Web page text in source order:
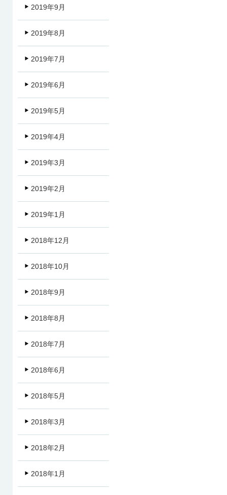
2019年9月
2019年8月
2019年7月
2019年6月
2019年5月
2019年4月
2019年3月
2019年2月
2019年1月
2018年12月
2018年10月
2018年9月
2018年8月
2018年7月
2018年6月
2018年5月
2018年3月
2018年2月
2018年1月